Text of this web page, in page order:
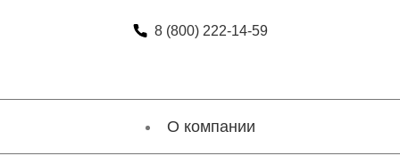
8 (800) 222-14-59
О компании